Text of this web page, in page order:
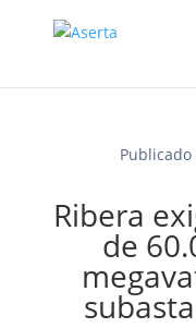
Ribera
de